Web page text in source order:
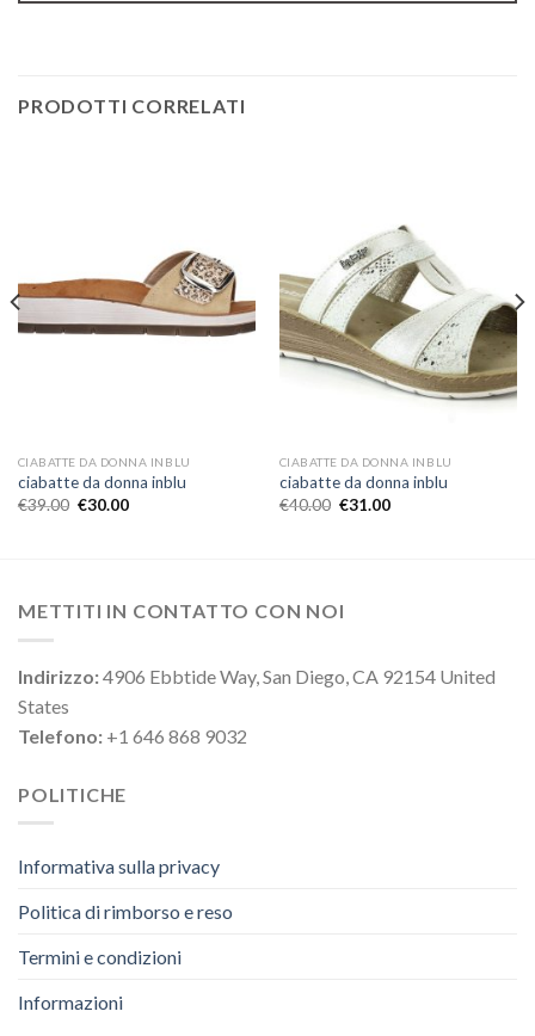
PRODOTTI CORRELATI
CIABATTE DA DONNA INBLU
ciabatte da donna inblu
€39.00 €30.00
CIABATTE DA DONNA INBLU
ciabatte da donna inblu
€40.00 €31.00
METTITI IN CONTATTO CON NOI
Indirizzo:4906 Ebbtide Way, San Diego, CA 92154 United
States
Telefono: +1 646 868 9032
POLITICHE
Informativa sulla privacy
Politica di rimborso e reso
Termini e condizioni
Informazioni